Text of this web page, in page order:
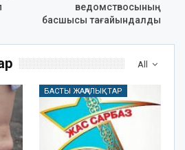
ведомствосының
басшысы тағайындалды
All
БАСТЫ ЖАҢАЛЫҚТАР